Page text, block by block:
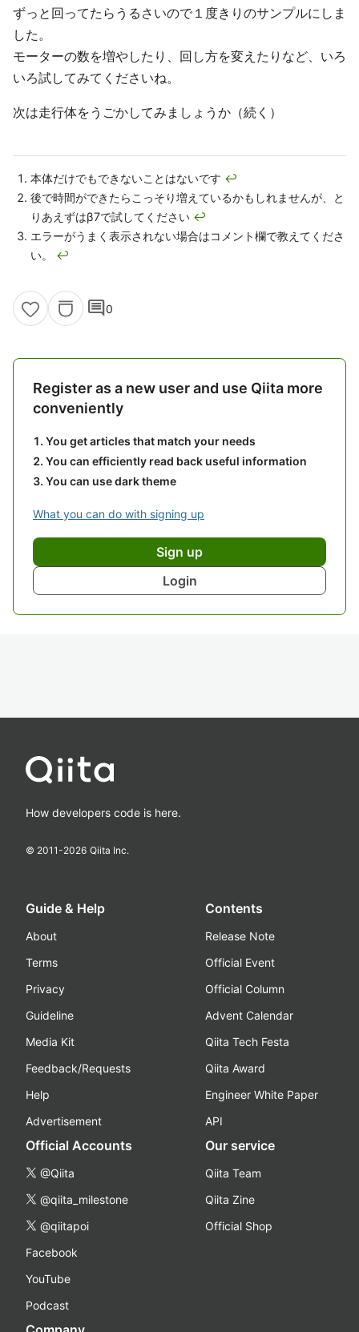
ずっと回ってたらうるさいので１度きりのサンプルにしま
した。
モーターの数を増やしたり、回し方を変えたりなど、いろ
いろ試してみてくださいね。
次は走行体をうごかしてみましょうか（続く）
本体だけでもできないことはないです ↩
後で時間ができたらこっそり増えているかもしれませんが、と
りあえずはβ7で試してください ↩
エラーがうまく表示されない場合はコメント欄で教えてくださ
い。 ↩
comment0
Register as a new user and use Qiita more
conveniently
You get articles that match your needs
You can efficiently read back useful information
You can use dark theme
What you can do with signing up
Sign up
Login
How developers code is here.
© 2011-2026 Qiita Inc.
Guide & Help
About
Terms
Privacy
Guideline
Media Kit
Feedback/Requests
Help
Advertisement
Contents
Release Note
Official Event
Official Column
Advent Calendar
Qiita Tech Festa
Qiita Award
Engineer White Paper
API
Official Accounts
@Qiita
@qiita_milestone
@qiitapoi
Facebook
YouTube
Podcast
Our service
Qiita Team
Qiita Zine
Official Shop